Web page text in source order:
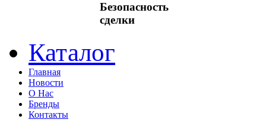
Безопасность
сделки
Каталог
Главная
Новости
О Нас
Бренды
Контакты